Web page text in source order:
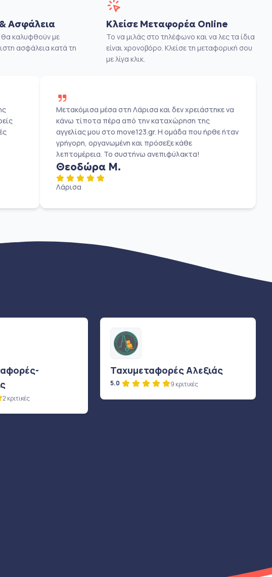
Ασφάλεια
καλυφθούν με
ασφάλεια κατά τη
Κλείσε Μεταφορέα Online
Το να μιλάς στο τηλέφωνο και να λες τα ίδια
είναι χρονοβόρο. Κλείσε τη μεταφορική σου
με λίγα κλικ.
Μετακόμισα μέσα στη Λάρισα και δεν χρειάστηκε να
κάνω τίποτα πέρα από την καταχώρηση της
αγγελίας μου στο move123.gr. Η ομάδα που ήρθε ήταν
γρήγορη, οργανωμένη και πρόσεξε κάθε
λεπτομέρεια. Το συστήνω ανεπιφύλακτα!
Θεοδώρα Μ.
Λάρισα
2 κριτικές
Ταχυμεταφορές Αλεξιάς
5.0 9 κριτικές